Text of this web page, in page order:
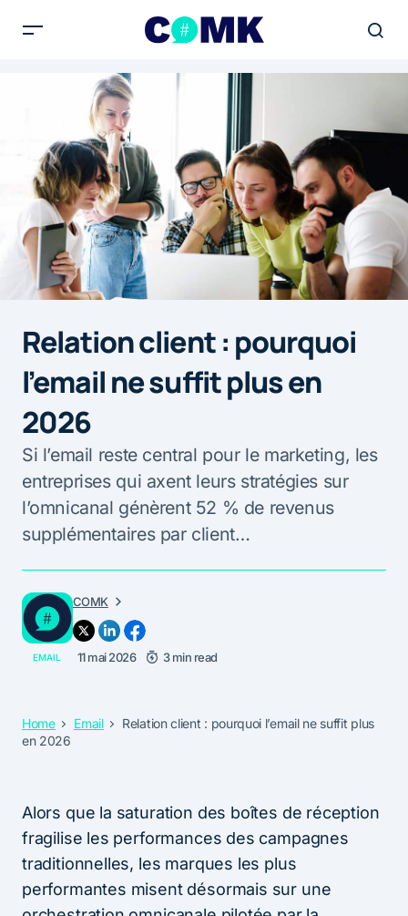
Relation client : pourquoi
l’email ne suffit plus en
2026
Si l’email reste central pour le marketing, les
entreprises qui axent leurs stratégies sur
l’omnicanal génèrent 52 % de revenus
supplémentaires par client…
COMK
EMAIL 11 mai 2026 3 min read
Home Email
Relation client : pourquoi l’email ne suffit plus
en 2026
Alors que la saturation des boîtes de réception
fragilise les performances des campagnes
traditionnelles, les marques les plus
performantes misent désormais sur une